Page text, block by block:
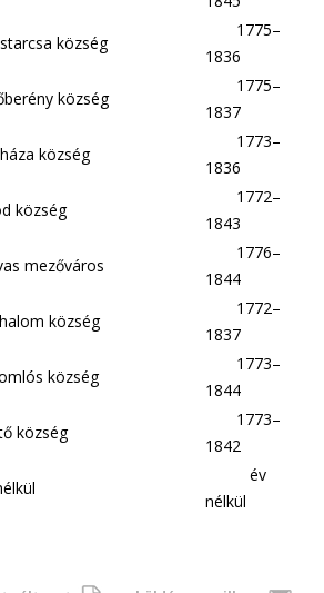
község
1775–
1836
község
1775–
1837
község
1773–
1836
község
1772–
1843
mezőváros
1776–
1844
község
1772–
1837
község
1773–
1844
község
1773–
1842
év
nélkül